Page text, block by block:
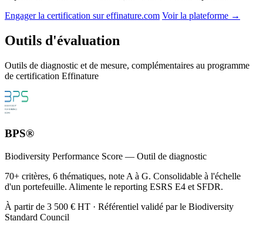
Engager la certification sur effinature.com Voir la plateforme →
Outils d'évaluation
Outils de diagnostic et de mesure, complémentaires au programme
de certification Effinature
BPS®
Biodiversity Performance Score — Outil de diagnostic
70+ critères, 6 thématiques, note A à G. Consolidable à l'échelle
d'un portefeuille. Alimente le reporting ESRS E4 et SFDR.
À partir de 3 500 € HT · Référentiel validé par le Biodiversity
Standard Council